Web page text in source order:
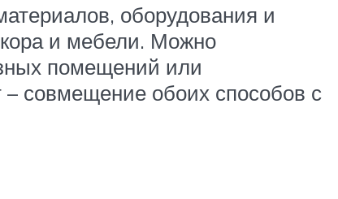
оборудования и
и мебели. Можно
помещений или
совмещение обоих способов с